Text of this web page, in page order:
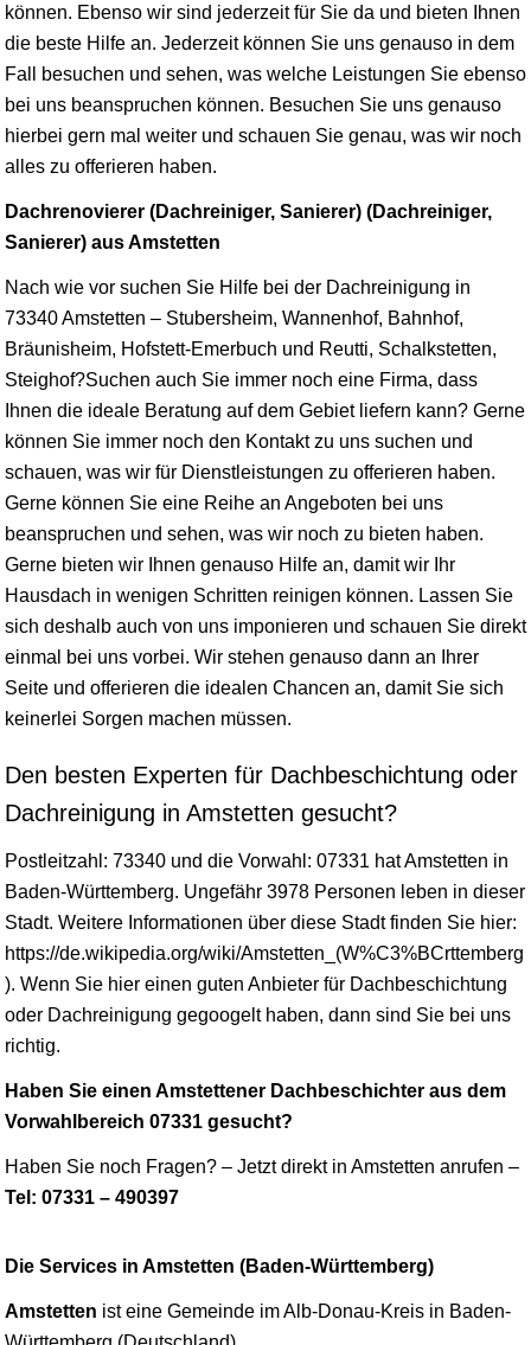
können. Ebenso wir sind jederzeit für Sie da und bieten Ihnen
die beste Hilfe an. Jederzeit können Sie uns genauso in dem
Fall besuchen und sehen, was welche Leistungen Sie ebenso
bei uns beanspruchen können. Besuchen Sie uns genauso
hierbei gern mal weiter und schauen Sie genau, was wir noch
alles zu offerieren haben.
Dachrenovierer (Dachreiniger, Sanierer) (Dachreiniger,
Sanierer) aus Amstetten
Nach wie vor suchen Sie Hilfe bei der Dachreinigung in
73340 Amstetten – Stubersheim, Wannenhof, Bahnhof,
Bräunisheim, Hofstett-Emerbuch und Reutti, Schalkstetten,
Steighof?Suchen auch Sie immer noch eine Firma, dass
Ihnen die ideale Beratung auf dem Gebiet liefern kann? Gerne
können Sie immer noch den Kontakt zu uns suchen und
schauen, was wir für Dienstleistungen zu offerieren haben.
Gerne können Sie eine Reihe an Angeboten bei uns
beanspruchen und sehen, was wir noch zu bieten haben.
Gerne bieten wir Ihnen genauso Hilfe an, damit wir Ihr
Hausdach in wenigen Schritten reinigen können. Lassen Sie
sich deshalb auch von uns imponieren und schauen Sie direkt
einmal bei uns vorbei. Wir stehen genauso dann an Ihrer
Seite und offerieren die idealen Chancen an, damit Sie sich
keinerlei Sorgen machen müssen.
Den besten Experten für Dachbeschichtung oder
Dachreinigung in Amstetten gesucht?
Postleitzahl: 73340 und die Vorwahl: 07331 hat Amstetten in
Baden-Württemberg. Ungefähr 3978 Personen leben in dieser
Stadt. Weitere Informationen über diese Stadt finden Sie hier:
https://de.wikipedia.org/wiki/Amstetten_(W%C3%BCrttemberg
). Wenn Sie hier einen guten Anbieter für Dachbeschichtung
oder Dachreinigung gegoogelt haben, dann sind Sie bei uns
richtig.
Haben Sie einen Amstettener Dachbeschichter aus dem
Vorwahlbereich 07331 gesucht?
Haben Sie noch Fragen? – Jetzt direkt in Amstetten anrufen –
Tel: 07331 – 490397
Die Services in Amstetten (Baden-Württemberg)
Amstetten ist eine Gemeinde im Alb-Donau-Kreis in Baden-